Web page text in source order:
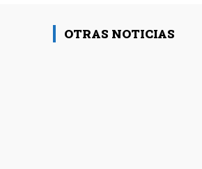
OTRAS NOTICIAS